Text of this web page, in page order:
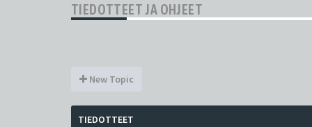
TIEDOTTEET JA OHJEET
New Topic
TIEDOTTEET